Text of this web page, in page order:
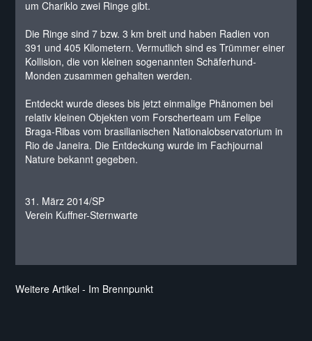
um Chariklo zwei Ringe gibt.
Die Ringe sind 7 bzw. 3 km breit und haben Radien von
391 und 405 Kilometern. Vermutlich sind es Trümmer einer
Kollision, die von kleinen sogenannten Schäferhund-
Monden zusammen gehalten werden.
Entdeckt wurde dieses bis jetzt einmalige Phänomen bei
relativ kleinen Objekten vom Forscherteam um Felipe
Braga-Ribas vom brasilianischen Nationalobservatorium in
Rio de Janeira. Die Entdeckung wurde im Fachjournal
Nature bekannt gegeben.
31. März 2014/SP
Verein Kuffner-Sternwarte
Weitere Artikel - Im Brennpunkt